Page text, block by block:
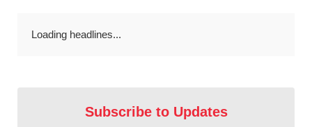
Loading headlines...
Subscribe to Updates